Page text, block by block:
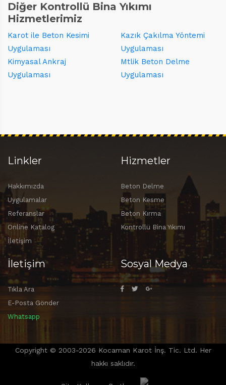
Diğer Kontrollü Bina Yıkımı
Hizmetlerimiz
Karot ile Beton Kesimi
Uygulaması
Kazık Çakılma Yöntemi
Uygulaması
Kimyasal Ankraj
Uygulaması
Mtlik Beton Delme
Uygulaması
Linkler
Hakkımızda
Uygulamalar
Referanslar
Online Katalog
İletişim
Hizmetler
Beton Delme
Beton Kesme
Beton Kırma
Kontrollü Bina Yıkımı
İletişim
Tıkla Ara
E-Posta Gönder
Whatsapp
Sosyal Medya
Copyright © 2003-2026 Kocaman Karot İnş. Tic. Ltd. Her
hakkı saklıdır.